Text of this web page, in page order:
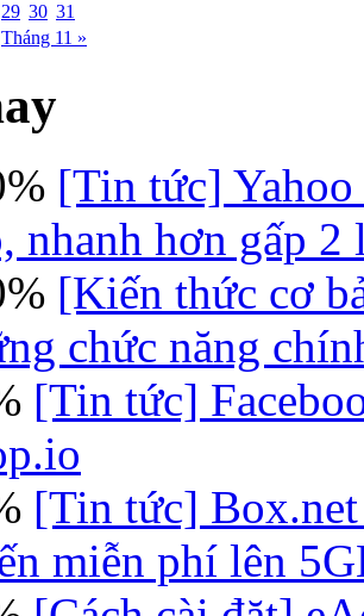
Tháng 11 »
29 30 31
[Tin tức]
nhanh hơn gấp 2
[Kiến thức cơ
chức năng
[Tin tức]
[Tin tức]
miễn phí lên